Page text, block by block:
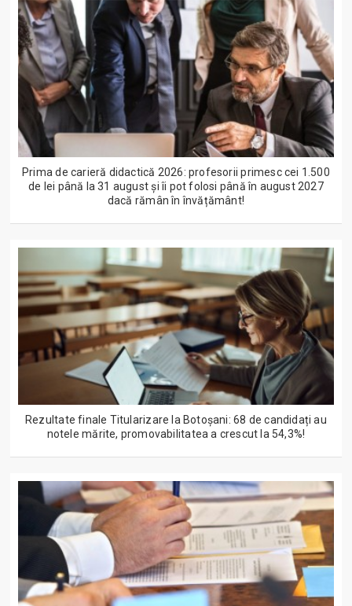
Prima de carieră didactică 2026: profesorii primesc cei 1.500
de lei până la 31 august și îi pot folosi până în august 2027
dacă rămân în învățământ!
Rezultate finale Titularizare la Botoșani: 68 de candidați au
notele mărite, promovabilitatea a crescut la 54,3%!